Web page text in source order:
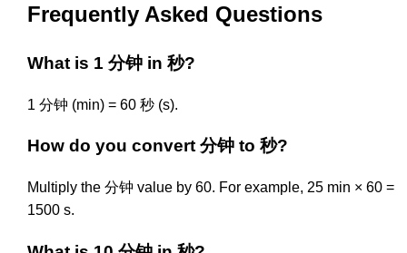
Frequently Asked Questions
What is 1 分钟 in 秒?
1 分钟 (min) = 60 秒 (s).
How do you convert 分钟 to 秒?
Multiply the 分钟 value by 60. For example, 25 min × 60 =
1500 s.